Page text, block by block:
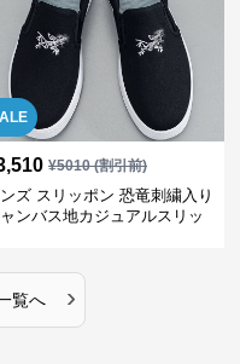
¥5010(割引前)
ズ スリッポン 恐竜刺繍入り
ンバス地カジュアルスリッ
覧へ ›